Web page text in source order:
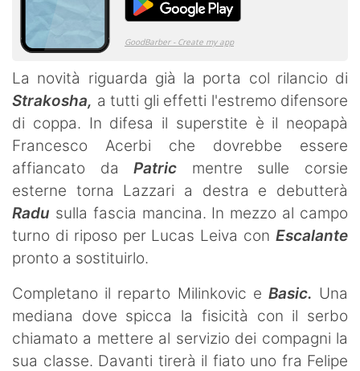
La novità riguarda già la porta col rilancio di
Strakosha, a tutti gli effetti l'estremo difensore
di coppa. In difesa il superstite è il neopapà
Francesco Acerbi che dovrebbe essere
affiancato daPatric mentre sulle corsie
esterne torna Lazzari a destra e debutterà
Radu sulla fascia mancina. In mezzo al campo
turno di riposo per Lucas Leiva con Escalante
pronto a sostituirlo.
Completano il reparto Milinkovic e Basic. Una
mediana dove spicca la fisicità con il serbo
chiamato a mettere al servizio dei compagni la
sua classe. Davanti tirerà il fiato uno fra Felipe